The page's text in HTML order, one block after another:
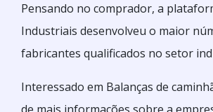
Pensando no comprador, a
Industriais desenvolveu o maior
fabricantes qualificados no setor
Interessado em Balanças de